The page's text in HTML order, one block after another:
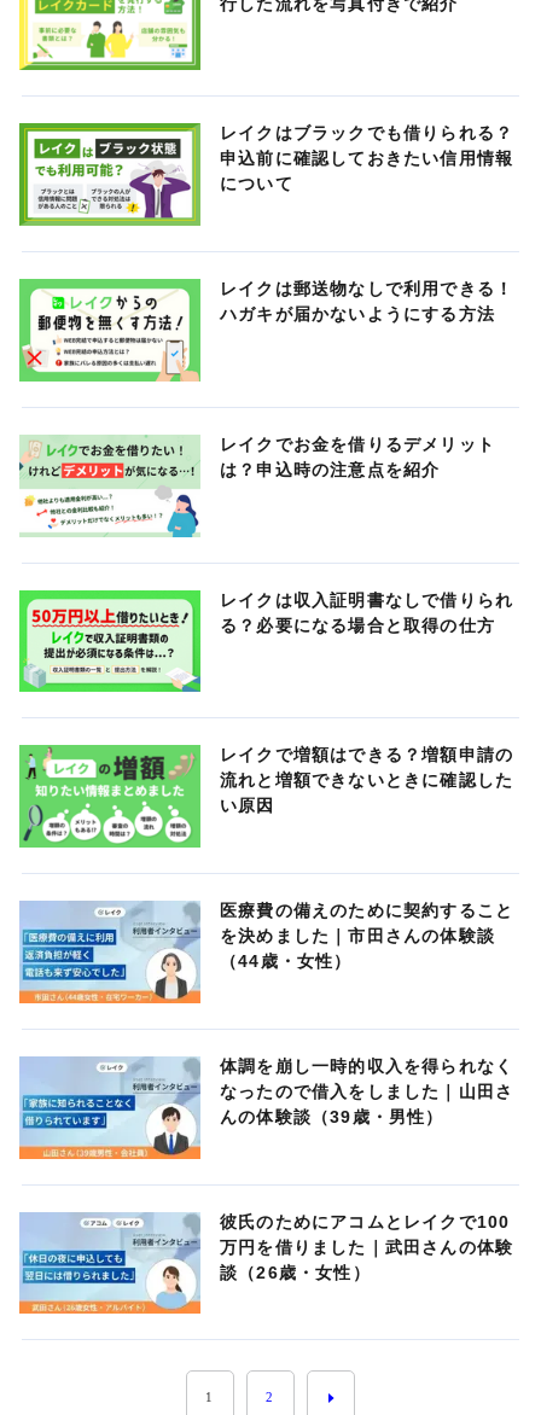
レイクはブラックでも借りられる？
申込前に確認しておきたい信用情報
について
レイクは郵送物なしで利用できる！
ハガキが届かないようにする方法
レイクでお金を借りるデメリット
は？申込時の注意点を紹介
レイクは収入証明書なしで借りられ
る？必要になる場合と取得の仕方
レイクで増額はできる？増額申請の
流れと増額できないときに確認した
い原因
医療費の備えのために契約すること
を決めました｜市田さんの体験談
（44歳・女性）
体調を崩し一時的収入を得られなく
なったので借入をしました｜山田さ
んの体験談（39歳・男性）
彼氏のためにアコムとレイクで100
万円を借りました｜武田さんの体験
談（26歳・女性）
1 2